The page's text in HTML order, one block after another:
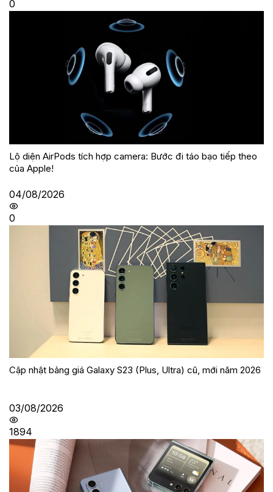
0
Lộ diện AirPods tích hợp camera: Bước đi táo bạo tiếp theo
của Apple!
04/08/2026
0
Cập nhật bảng giá Galaxy S23 (Plus, Ultra) cũ, mới năm 2026
03/08/2026
1894